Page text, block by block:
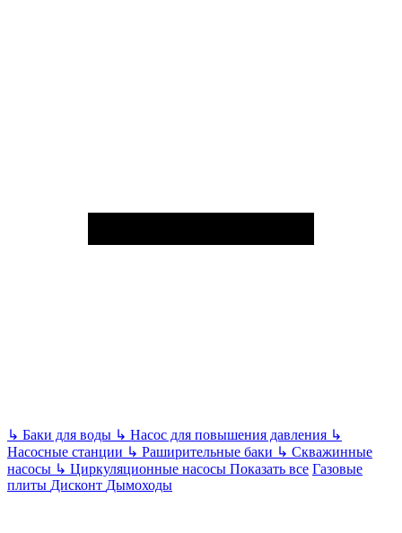
↳ Баки для воды ↳ Насос для повышения давления ↳
Насосные станции ↳ Раширительные баки ↳ Скважинные
насосы ↳ Циркуляционные насосы Показать все Газовые
плиты Дисконт Дымоходы